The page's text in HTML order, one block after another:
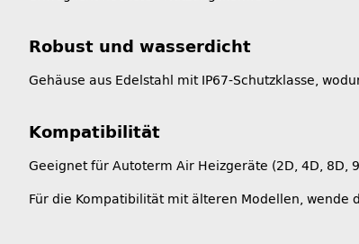
Robust und wasserdicht
Gehäuse aus Edelstahl mit IP67-Schutzklasse,
Kompatibilität
Geeignet für Autoterm Air Heizgeräte (2D, 4D, 8D,
Für die Kompatibilität mit älteren Modellen,